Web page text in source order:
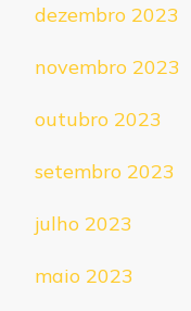
dezembro 2023
novembro 2023
outubro 2023
setembro 2023
julho 2023
maio 2023